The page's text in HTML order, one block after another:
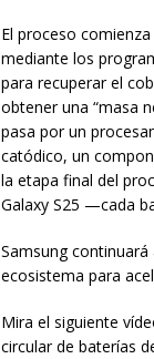
El proceso
mediante los
para recuperar el
obtener una “masa
pasa por un
catódico, un
la etapa final del
Galaxy S25 —cada
Samsung
ecosistema para
Mira el siguiente
circular de baterías